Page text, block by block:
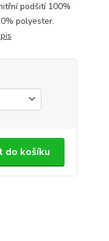
podšití 100%
polyester.
do košíku